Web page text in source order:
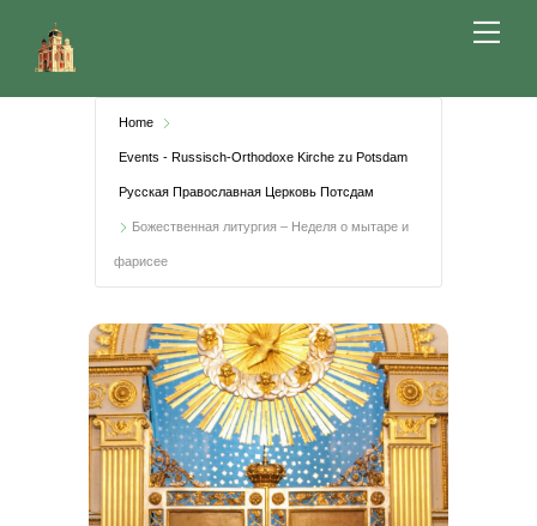
Home
Events - Russisch-Orthodoxe Kirche zu Potsdam
Русская Православная Церковь Потсдам
Божественная литургия – Неделя о мытаре и
фарисее